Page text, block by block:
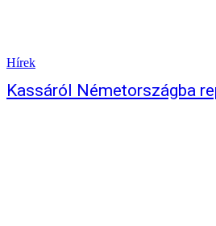
Hírek
Kassáról Németországba